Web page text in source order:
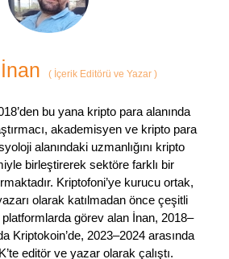
( İçerik Editörü ve Yazar )
bu yana kripto para alanında
akademisyen ve kripto para
alanındaki uzmanlığını kripto
birleştirerek sektöre farklı bir
Kriptofoni’ye kurucu ortak,
olarak katılmadan önce çeşitli
görev alan İnan, 2018–
Kriptokoin’de, 2023–2024 arasında
editör ve yazar olarak çalıştı.